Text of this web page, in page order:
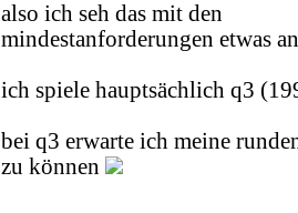
also ich seh das mit den
mindestanforderungen etwas
ich spiele hauptsächlich q3
bei q3 erwarte ich meine
zu können